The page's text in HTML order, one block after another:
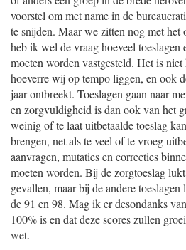
voorstel om met name in de
te snijden. Maar we zitten nog met het
heb ik wel de vraag hoeveel
moeten worden vastgesteld. Het is
hoeverre wij op tempo liggen, en ook
jaar ontbreekt. Toeslagen gaan naar
en zorgvuldigheid is dan ook van het
weinig of te laat uitbetaalde toeslag
brengen, net als te veel of te vroeg
aanvragen, mutaties en correcties
moeten worden. Bij de zorgtoeslag
gevallen, maar bij de andere toeslagen
de 91 en 98. Mag ik er desondanks
100% is en dat deze scores zullen
wet.